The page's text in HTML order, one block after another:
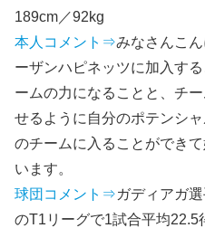
189cm／92kg
本人コメント⇒みなさんこ
ーザンハピネッツに加入す
ームの力になることと、チ
せるように自分のポテンシ
のチームに入ることができ
います。
球団コメント⇒ガディアガ
のT1リーグで1試合平均22.5